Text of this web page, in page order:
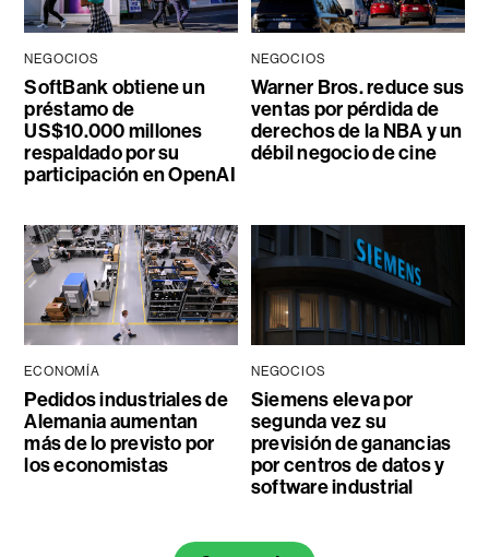
NEGOCIOS
SoftBank obtiene un
préstamo de
US$10.000 millones
respaldado por su
participación en OpenAI
NEGOCIOS
Warner Bros. reduce sus
ventas por pérdida de
derechos de la NBA y un
débil negocio de cine
ECONOMÍA
Pedidos industriales de
Alemania aumentan
más de lo previsto por
los economistas
NEGOCIOS
Siemens eleva por
segunda vez su
previsión de ganancias
por centros de datos y
software industrial